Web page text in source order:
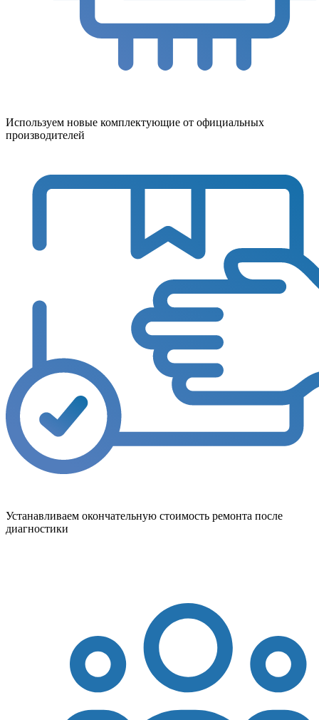
Используем новые комплектующие от официальных
производителей
Устанавливаем окончательную стоимость ремонта после
диагностики